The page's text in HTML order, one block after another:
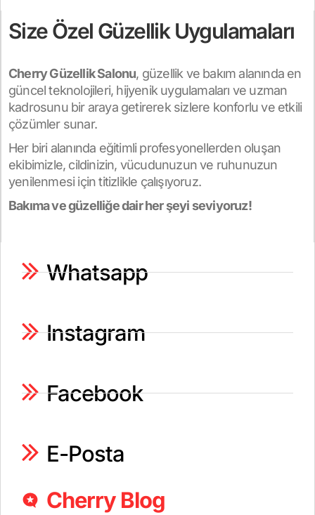
Size Özel Güzellik Uygulamaları
Cherry Güzellik Salonu, güzellik ve bakım alanında en
güncel teknolojileri, hijyenik uygulamaları ve uzman
kadrosunu bir araya getirerek sizlere konforlu ve etkili
çözümler sunar.
Her biri alanında eğitimli profesyonellerden oluşan
ekibimizle, cildinizin, vücudunuzun ve ruhunuzun
yenilenmesi için titizlikle çalışıyoruz.
Bakıma ve güzelliğe dair her şeyi seviyoruz!
Whatsapp
Instagram
Facebook
E-Posta
Cherry Blog